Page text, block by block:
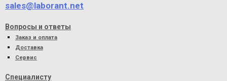
sales@laborant.net
Вопросы и ответы
Заказ и оплата
Доставка
Сервис
Специалисту